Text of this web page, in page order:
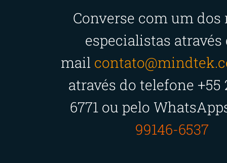
Converse com um dos
especialistas através
mail
através do telefone +55
6771 ou pelo
99146-6537